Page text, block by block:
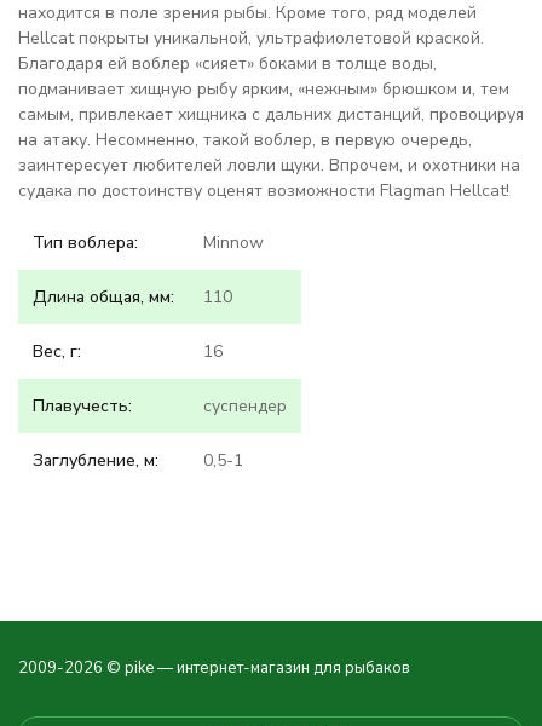
находится в поле зрения рыбы. Кроме того, ряд моделей
Hellcat покрыты уникальной, ультрафиолетовой краской.
Благодаря ей воблер «сияет» боками в толще воды,
подманивает хищную рыбу ярким, «нежным» брюшком и, тем
самым, привлекает хищника с дальних дистанций, провоцируя
на атаку. Несомненно, такой воблер, в первую очередь,
заинтересует любителей ловли щуки. Впрочем, и охотники на
судака по достоинству оценят возможности Flagman Hellcat!
Тип воблера: Minnow
Длина общая, мм: 110
Вес, г: 16
Плавучесть: суспендер
Заглубление, м: 0,5-1
2009-2026 © pike — интернет-магазин для рыбаков